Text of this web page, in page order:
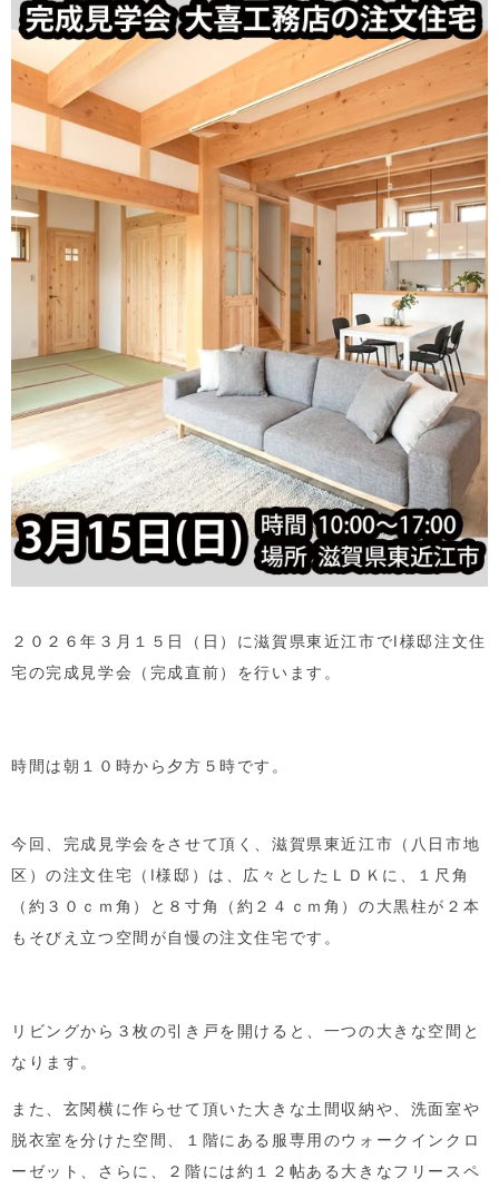
２０２６年３月１５日（日）に滋賀県東近江市でI様邸注文住
宅の完成見学会（完成直前）を行います。
時間は朝１０時から夕方５時です。
今回、完成見学会をさせて頂く、滋賀県東近江市（八日市地
区）の注文住宅（ I様邸）は、広々としたＬＤＫに、１尺角
（約３０ｃｍ角）と８寸角（約２４ｃｍ角）の大黒柱が２本
もそびえ立つ空間が自慢の注文住宅です。
リビングから３枚の引き戸を開けると、一つの大きな空間と
なります。
また、玄関横に作らせて頂いた大きな土間収納や、洗面室や
脱衣室を分けた空間、１階にある服専用のウォークインクロ
ーゼット、さらに、２階には約１２帖ある大きなフリースペ